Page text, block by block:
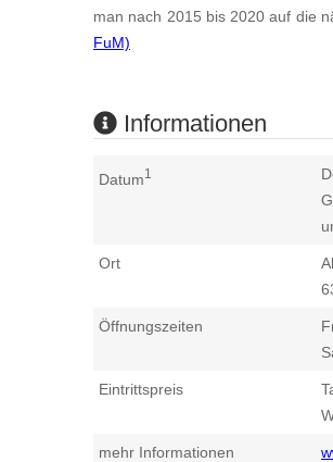
man nach 2015 bis 2020 auf die
FuM)
Informationen
Datum1
Ort
Öffnungszeiten
Eintrittspreis
mehr Informationen